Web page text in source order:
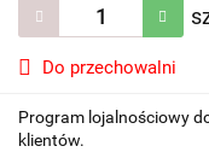
Do przechowalni
Program lojalnościowy
klientów.